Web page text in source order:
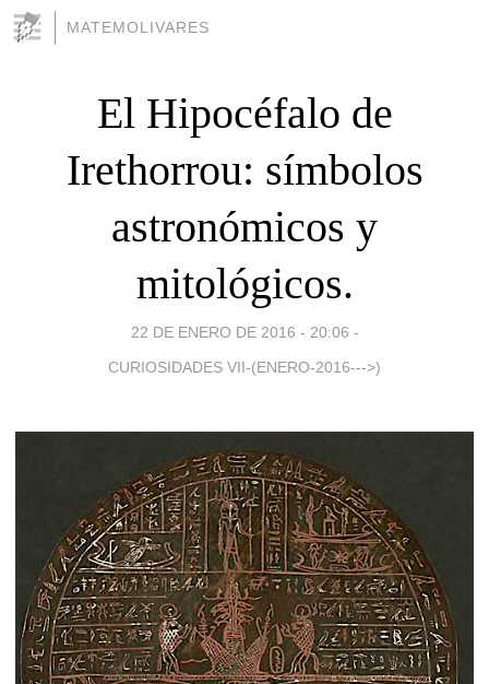
MATEMOLIVARES
El Hipocéfalo de
Irethorrou: símbolos
astronómicos y
mitológicos.
22 DE ENERO DE 2016 - 20:06 -
CURIOSIDADES VII-(ENERO-2016--->)